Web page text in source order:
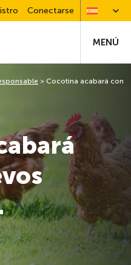
Conectarse
MENÚ
> Cocotina acabará con